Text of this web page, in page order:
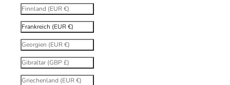
Finnland (EUR €)
Frankreich (EUR €)
Georgien (EUR €)
Gibraltar (GBP £)
Griechenland (EUR €)